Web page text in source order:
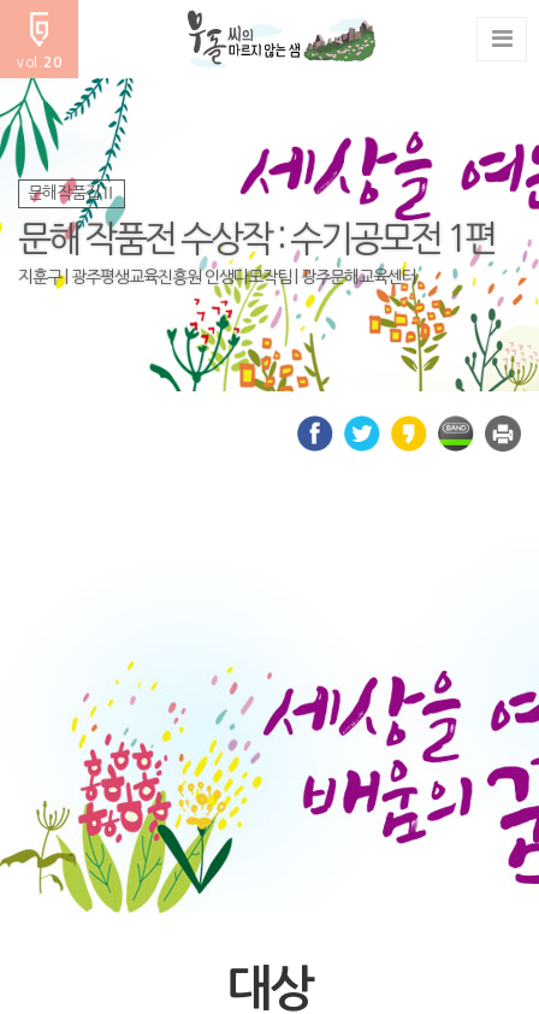
vol. 20
문해작품집Ⅱ
문해 작품전 수상작 : 수기공모전 1편
지훈구 | 광주평생교육진흥원 인생다모작팀 | 광주문해교육센터
대상